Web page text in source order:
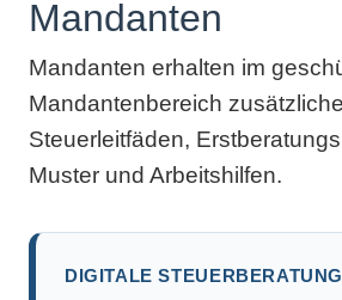
Mandanten
Mandanten erhalten im
Mandantenbereich zusätzliche
Steuerleitfäden,
Muster und Arbeitshilfen.
DIGITALE STEUERBERATUNG